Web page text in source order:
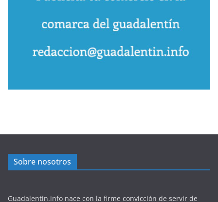
Sobre nosotros
Guadalentin.info nace con la firme convicción de servir de